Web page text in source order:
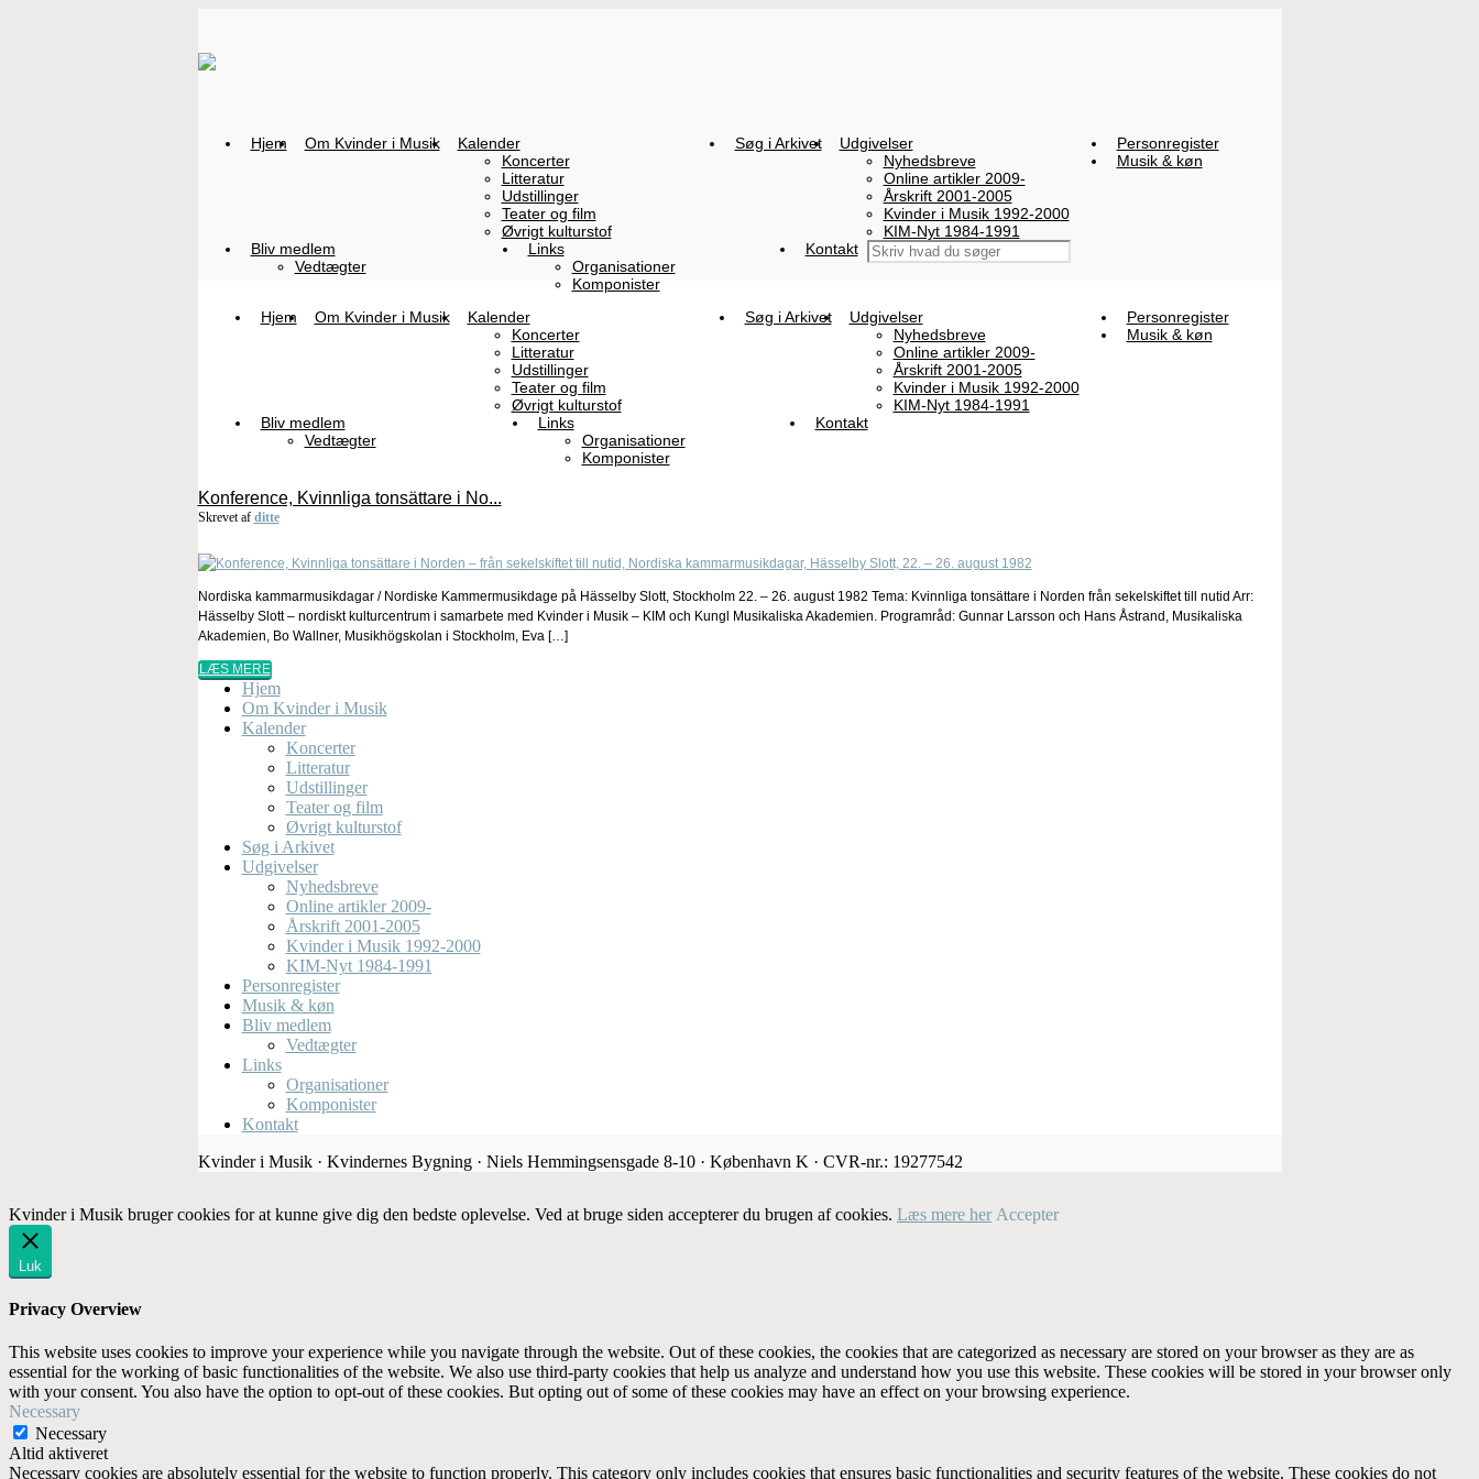
Hjem Om Kvinder i Musik
Kalender
Koncerter
Litteratur
Udstillinger
Teater og film
Øvrigt kulturstof
Søg i Arkivet
Udgivelser
Nyhedsbreve
Online artikler 2009-
Årskrift 2001-2005
Kvinder i Musik 1992-2000
KIM-Nyt 1984-1991
Personregister
Musik & køn
Bliv medlem
Vedtægter
Links
Organisationer
Komponister
Kontakt
Hjem Om Kvinder i Musik
Kalender
Koncerter
Litteratur
Udstillinger
Teater og film
Øvrigt kulturstof
Søg i Arkivet
Udgivelser
Nyhedsbreve
Online artikler 2009-
Årskrift 2001-2005
Kvinder i Musik 1992-2000
KIM-Nyt 1984-1991
Personregister
Musik & køn
Bliv medlem
Vedtægter
Links
Organisationer
Komponister
Kontakt
Konference, Kvinnliga tonsättare i No...
Skrevet af ditte
Nordiska kammarmusikdagar / Nordiske Kammermusikdage på Hässelby Slott, Stockholm 22. – 26. august 1982 Tema: Kvinnliga tonsättare i Norden från sekelskiftet till nutid Arr:
Hässelby Slott – nordiskt kulturcentrum i samarbete med Kvinder i Musik – KIM och Kungl Musikaliska Akademien. Programråd: Gunnar Larsson och Hans Åstrand, Musikaliska
Akademien, Bo Wallner, Musikhögskolan i Stockholm, Eva […]
LÆS MERE
Hjem
Om Kvinder i Musik
Kalender
Koncerter
Litteratur
Udstillinger
Teater og film
Øvrigt kulturstof
Søg i Arkivet
Udgivelser
Nyhedsbreve
Online artikler 2009-
Årskrift 2001-2005
Kvinder i Musik 1992-2000
KIM-Nyt 1984-1991
Personregister
Musik & køn
Bliv medlem
Vedtægter
Links
Organisationer
Komponister
Kontakt
Kvinder i Musik · Kvindernes Bygning · Niels Hemmingsensgade 8-10 · København K · CVR-nr.: 19277542
Kvinder i Musik bruger cookies for at kunne give dig den bedste oplevelse. Ved at bruge siden accepterer du brugen af cookies. Læs mere her Accepter
Luk
Privacy Overview
This website uses cookies to improve your experience while you navigate through the website. Out of these cookies, the cookies that are categorized as necessary are stored on your browser as they are as
essential for the working of basic functionalities of the website. We also use third-party cookies that help us analyze and understand how you use this website. These cookies will be stored in your browser only
with your consent. You also have the option to opt-out of these cookies. But opting out of some of these cookies may have an effect on your browsing experience.
Necessary
Necessary
Altid aktiveret
Necessary cookies are absolutely essential for the website to function properly. This category only includes cookies that ensures basic functionalities and security features of the website. These cookies do not